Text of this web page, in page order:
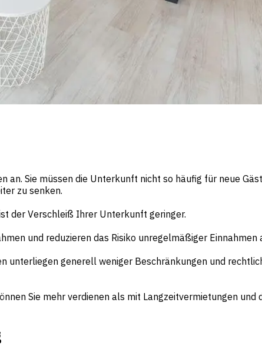
Sie müssen die Unterkunft nicht so häufig für neue
zu senken.
der Verschleiß Ihrer Unterkunft geringer.
und reduzieren das Risiko unregelmäßiger Einnahmen
unterliegen generell weniger Beschränkungen und
Sie mehr verdienen als mit Langzeitvermietungen und